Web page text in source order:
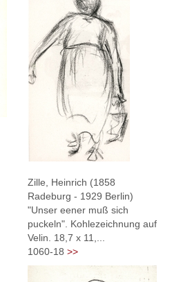
Zille, Heinrich (1858
Radeburg - 1929 Berlin)
"Unser eener muß sich
puckeln". Kohlezeichnung auf
Velin. 18,7 x 11,...
1060-18 >>